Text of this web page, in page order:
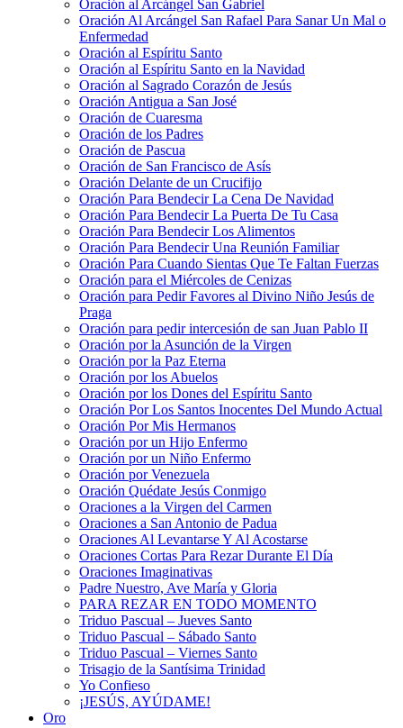
Oración al Arcángel San Gabriel
Oración Al Arcángel San Rafael Para Sanar Un Mal o
Enfermedad
Oración al Espíritu Santo
Oración al Espíritu Santo en la Navidad
Oración al Sagrado Corazón de Jesús
Oración Antigua a San José
Oración de Cuaresma
Oración de los Padres
Oración de Pascua
Oración de San Francisco de Asís
Oración Delante de un Crucifijo
Oración Para Bendecir La Cena De Navidad
Oración Para Bendecir La Puerta De Tu Casa
Oración Para Bendecir Los Alimentos
Oración Para Bendecir Una Reunión Familiar
Oración Para Cuando Sientas Que Te Faltan Fuerzas
Oración para el Miércoles de Cenizas
Oración para Pedir Favores al Divino Niño Jesús de
Praga
Oración para pedir intercesión de san Juan Pablo II
Oración por la Asunción de la Virgen
Oración por la Paz Eterna
Oración por los Abuelos
Oración por los Dones del Espíritu Santo
Oración Por Los Santos Inocentes Del Mundo Actual
Oración Por Mis Hermanos
Oración por un Hijo Enfermo
Oración por un Niño Enfermo
Oración por Venezuela
Oración Quédate Jesús Conmigo
Oraciones a la Virgen del Carmen
Oraciones a San Antonio de Padua
Oraciones Al Levantarse Y Al Acostarse
Oraciones Cortas Para Rezar Durante El Día
Oraciones Imaginativas
Padre Nuestro, Ave María y Gloria
PARA REZAR EN TODO MOMENTO
Triduo Pascual – Jueves Santo
Triduo Pascual – Sábado Santo
Triduo Pascual – Viernes Santo
Trisagio de la Santísima Trinidad
Yo Confieso
¡JESÚS, AYÚDAME!
Oro